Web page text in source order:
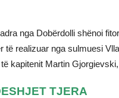
nga Dobërdolli shënoi
të realizuar nga sulmuesi
kapitenit Martin
TJERA